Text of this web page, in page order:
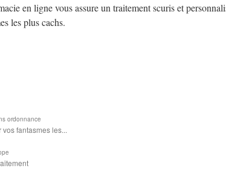
en ligne vous assure un traitement scuris et
les plus cachs.
ordonnance
vosfantasmes les...